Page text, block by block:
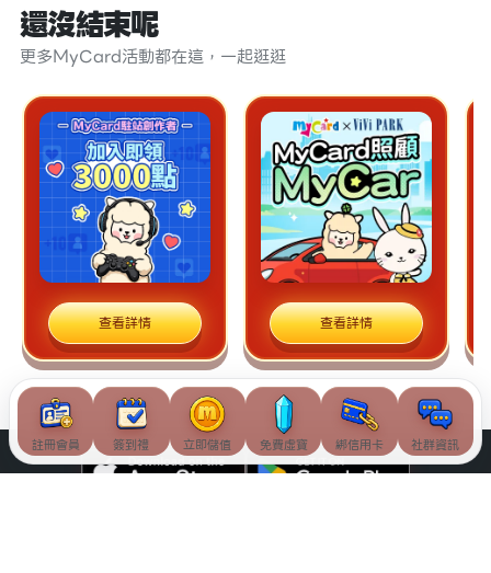
還沒結束呢
更多MyCard活動都在這，一起逛逛
查看詳情 查看詳情
註冊會員 簽到禮 立即儲值 免費虛寶 綁信用卡 社群資訊